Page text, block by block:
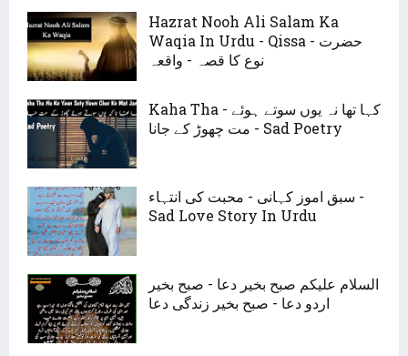
Hazrat Nooh Ali Salam Ka
Waqia In Urdu - Qissa - حضرت
نوع کا قصہ - واقعہ
Kaha Tha - کہا تھا نہ یوں سوتے ہوئے
مت چھوڑ کے جانا - Sad Poetry
سبق اموز کہانی - محبت کی انتہاء -
Sad Love Story In Urdu
السلام علیکم صبح بخیر دعا - صبح بخیر
اردو دعا - صبح بخیر زندگی دعا